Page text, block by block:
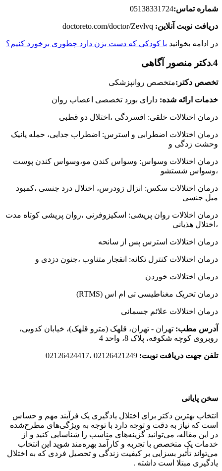
شماره تماس:05138331724
دریافت نوبت آنلاین:
در ادامه بخوانید با کودکی که دست بزن دارد چطوری برخورد کنیم؟
4.دکتر منصور آگاهی
تخصص دکتر:متخصص روانپزشکی
خدمات ارائه شده: دارای بورد تخصصی اعصاب روان
درمان اختلالات خلقی: افسردگی ،اختلال دو قطبی
درمان اختلالات اضطرابی و استرس: اضطراب جدایی، حمله پانیک
وحشت زدگی و
درمان اختلالات وسواس: وسواس کندن مو،وسواس کندن پوست
،وسواس شستشو
درمان اختلالات سکس: انزال زودرس، اختلال درد جنسی ،کمبود
میل جنسی
درمان اخلالات روان پریشی: اسکیزوفرنی ،روان پریشی کوتاه مدت
،اختلال هذیانی
درمان اختلالات استرس پس از سانحه
درمان اختلالات کنترل تکانه: انفجار متناوب ،جنون دزدی و
درمان اختلالات خوردن
درمان تحریک مغناطیسی تی ام اس (RTMS)
درمان اختلالات علائم جسمانی
آدرس مطب: تهران - تهران، قلهک (مترو قلهک)، خیابان کدویی،
روبروی کوچه شکوفه، پلاک 8، واحد 4
تلفن جهت دریافت نوبت:
سخن پایانی
انتخاب بهترین دکتر برای اختلال یادگیری یک فرآیند مهم و حساس
است که نیاز به دقت و توجه دارد با توجه به ویژگی‌های مطرح‌شده
در این مقاله، می‌توانید گزینه‌های مناسب را شناسایی کنید و از
خدمات یک متخصص با تجربه و کارآمد بهره‌مند شوید این انتخاب
می‌تواند تأثیر بسزایی بر کیفیت زندگی و تحصیل فردی که به اختلال
یادگیری مبتلا است داشته .